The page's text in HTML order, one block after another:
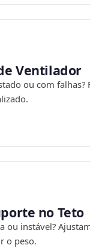
Ventilador
ou com falhas?
no Teto
ou instável?
o peso.